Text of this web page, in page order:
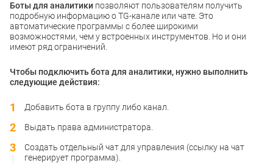
Боты для аналитики позволяют пользователям получить
подробную информацию о TG-канале или чате. Это
автоматические программы с более широкими
возможностями, чем у встроенных инструментов. Но и они
имеют ряд ограничений.
Чтобы подключить бота для аналитики, нужно выполнить
следующие действия:
Добавить бота в группу либо канал.
Выдать права администратора.
Создать отдельный чат для управления (ссылку на чат
генерирует программа).